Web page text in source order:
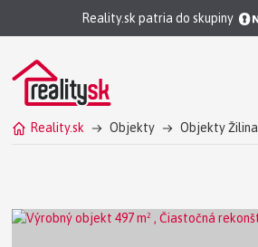
Reality.sk patria do skupiny
Reality.sk Objekty Objekty Žilina